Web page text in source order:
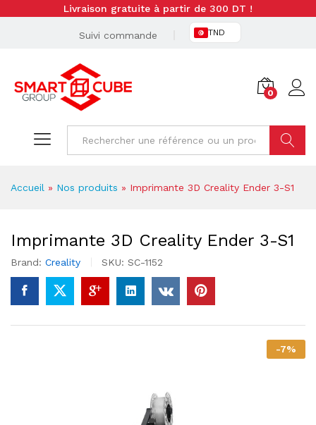
Livraison gratuite à partir de 300 DT !
Suivi commande TND
0
Accueil » Nos produits » Imprimante 3D Creality Ender 3-S1
Imprimante 3D Creality Ender 3-S1
Brand: Creality SKU: SC-1152
-7%